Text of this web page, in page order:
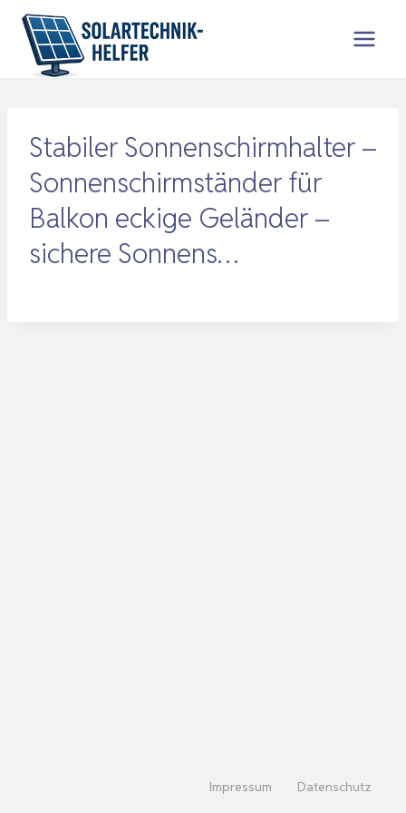
Zum
Inhalt
springen
Stabiler Sonnenschirmhalter –
Sonnenschirmständer für
Balkon eckige Geländer –
sichere Sonnens…
Impressum Datenschutz